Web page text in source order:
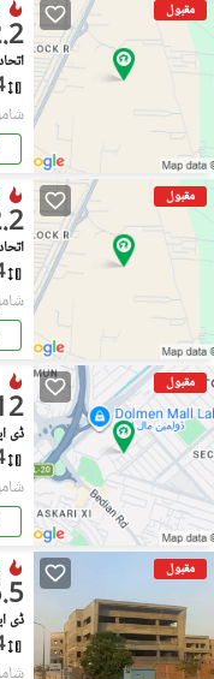
مقبول
2.2
اتحاد
4
شامل
مقبول
2.2
اتحاد
4
شامل
مقبول
12
ڈی ایچ اے
4
شامل
مقبول
5.5
ڈی ایچ اے
4